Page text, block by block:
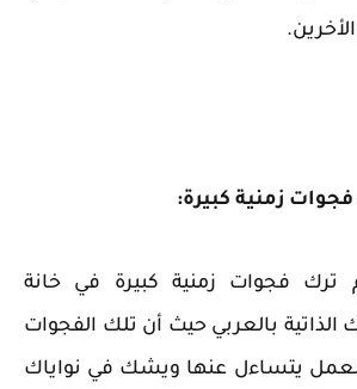
فجوات زمنية كبيرة في خانة
بالعربي حيث أن تلك الفجوات
يتساءل عنها ويشك في نواياك